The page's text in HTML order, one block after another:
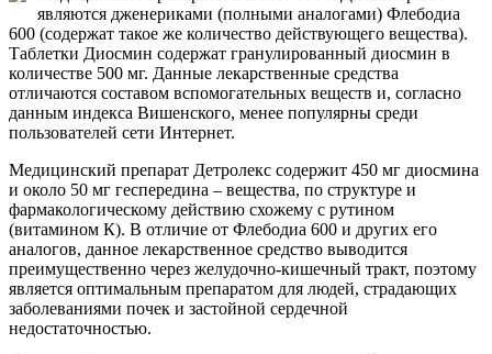
являются дженериками (полными аналогами) Флебодиа
600 (содержат такое же количество действующего вещества).
Таблетки Диосмин содержат гранулированный диосмин в
количестве 500 мг. Данные лекарственные средства
отличаются составом вспомогательных веществ и, согласно
данным индекса Вишенского, менее популярны среди
пользователей сети Интернет.
Медицинский препарат Детролекс содержит 450 мг диосмина
и около 50 мг геспередина – вещества, по структуре и
фармакологическому действию схожему с рутином
(витамином К). В отличие от Флебодиа 600 и других его
аналогов, данное лекарственное средство выводится
преимущественно через желудочно-кишечный тракт, поэтому
является оптимальным препаратом для людей, страдающих
заболеваниями почек и застойной сердечной
недостаточностью.